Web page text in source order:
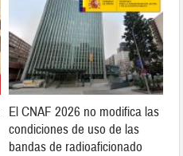
El CNAF 2026 no modifica las
condiciones de uso de las
bandas de radioaficionado